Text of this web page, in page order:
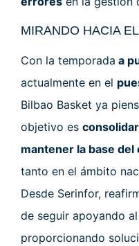
MIRANDO HACIA
Con la temporada a
actualmente en el
Bilbao Basket ya
objetivo es
mantener la base del
tanto en el ámbito
Desde Serinfor,
de seguir apoyando
proporcionando